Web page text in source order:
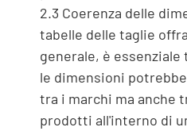
2.3 Coerenza delle
tabelle delle taglie
generale, è
le dimensioni
tra i marchi ma anche
prodotti all'interno di